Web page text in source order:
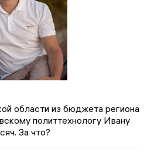
области из бюджета региона
политтехнологу Ивану
За что?